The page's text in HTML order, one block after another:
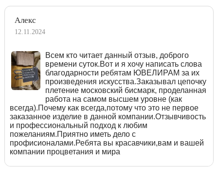
Алекс
12.11.2024
Всем кто читает данный отзыв, доброго
времени суток.Вот и я хочу написать слова
благодарности ребятам ЮВЕЛИРАМ за их
произведения искусства.Заказывал цепочку
плетение московский бисмарк, проделанная
работа на самом высшем уровне (как
всегда).Почему как всегда,потому что это не первое
заказанное изделие в данной компании.Отзывчивость
и профессиональный подход к любим
пожеланиям.Приятно иметь дело с
профисионалами.Ребята вы красавчики,вам и вашей
компании процветания и мира